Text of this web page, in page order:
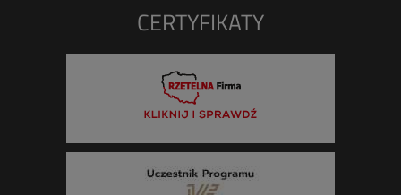
CERTYFIKATY